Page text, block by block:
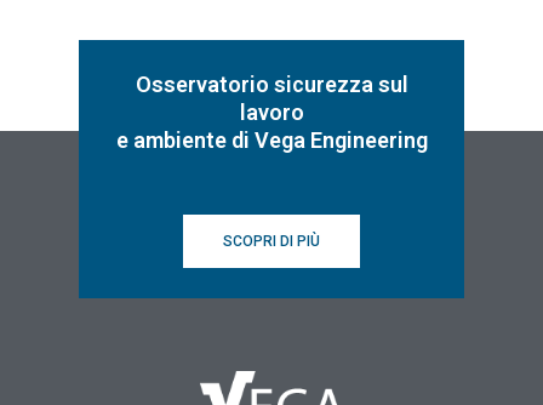
Osservatorio sicurezza sul
lavoro
e ambiente di Vega Engineering
SCOPRI DI PIÙ